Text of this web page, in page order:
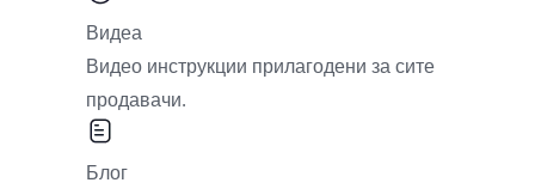
Видеа
Видео инструкции прилагодени за сите
продавачи.
Блог